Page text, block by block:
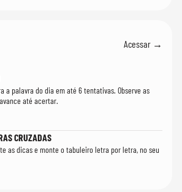
Acessar →
a palavra do dia em até 6 tentativas. Observe as
até acertar.
CRUZADAS
as dicas e monte o tabuleiro letra por letra, no seu